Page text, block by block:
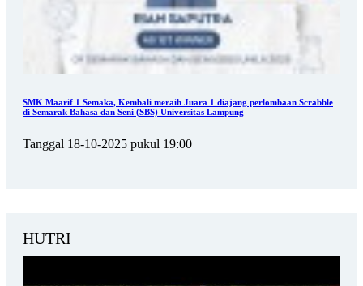
SMK Maarif 1 Semaka, Kembali meraih Juara 1 diajang perlombaan Scrabble
di Semarak Bahasa dan Seni (SBS) Universitas Lampung
Tanggal 18-10-2025 pukul 19:00
HUTRI